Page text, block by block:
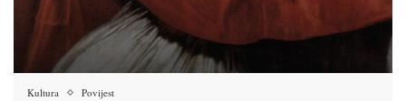
Kultura Povijest